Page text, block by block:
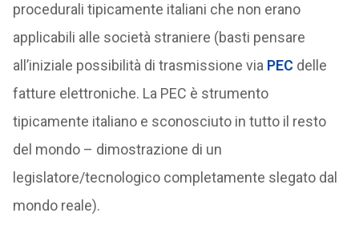
procedurali tipicamente italiani che non erano
applicabili alle società straniere (basti pensare
all’iniziale possibilità di trasmissione via PEC delle
fatture elettroniche. La PEC è strumento
tipicamente italiano e sconosciuto in tutto il resto
del mondo – dimostrazione di un
legislatore/tecnologico completamente slegato dal
mondo reale).